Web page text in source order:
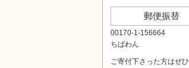
郵便振替
00170-1-156664
ちばわん
ご寄付下さった方はぜひ